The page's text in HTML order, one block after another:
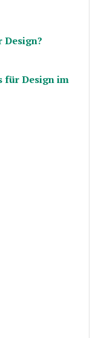
Design?
für Design im